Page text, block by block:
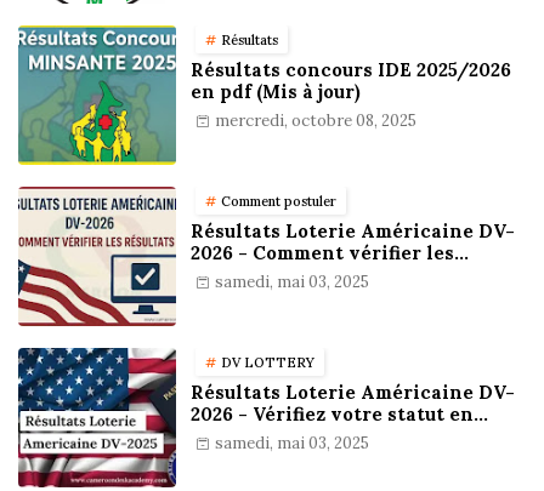
Résultats
Résultats concours IDE 2025/2026
en pdf (Mis à jour)
mercredi, octobre 08, 2025
Comment postuler
Résultats Loterie Américaine DV-
2026 - Comment vérifier les
résultats
samedi, mai 03, 2025
DV LOTTERY
Résultats Loterie Américaine DV-
2026 - Vérifiez votre statut en
ligne !
samedi, mai 03, 2025